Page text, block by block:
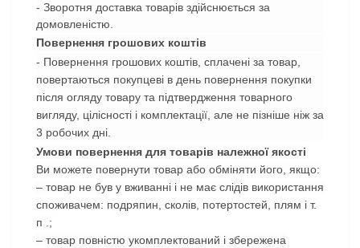
- Зворотня доставка товарів здійснюється за
домовленістю.
Повернення грошових коштів
- Повернення грошових коштів, сплачені за товар,
повертаються покупцеві в день повернення покупки
після огляду товару та підтвердження товарного
вигляду, цілісності і комплектації, але не пізніше ніж за
3 робочих дні.
Умови повернення для товарів належної якості
Ви можете повернути товар або обміняти його, якщо:
– товар не був у вживанні і не має слідів використання
споживачем: подряпин, сколів, потертостей, плям і т.
п .;
– товар повністю укомплектований і збережена